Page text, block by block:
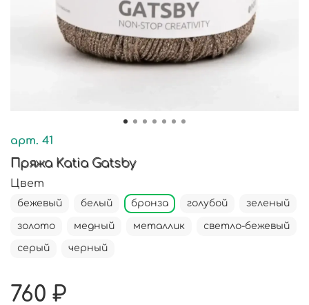
арт. 41
Пряжа Katia Gatsby
Цвет
бежевый белый бронза голубой зеленый
золото медный металлик светло-бежевый
серый черный
760 ₽